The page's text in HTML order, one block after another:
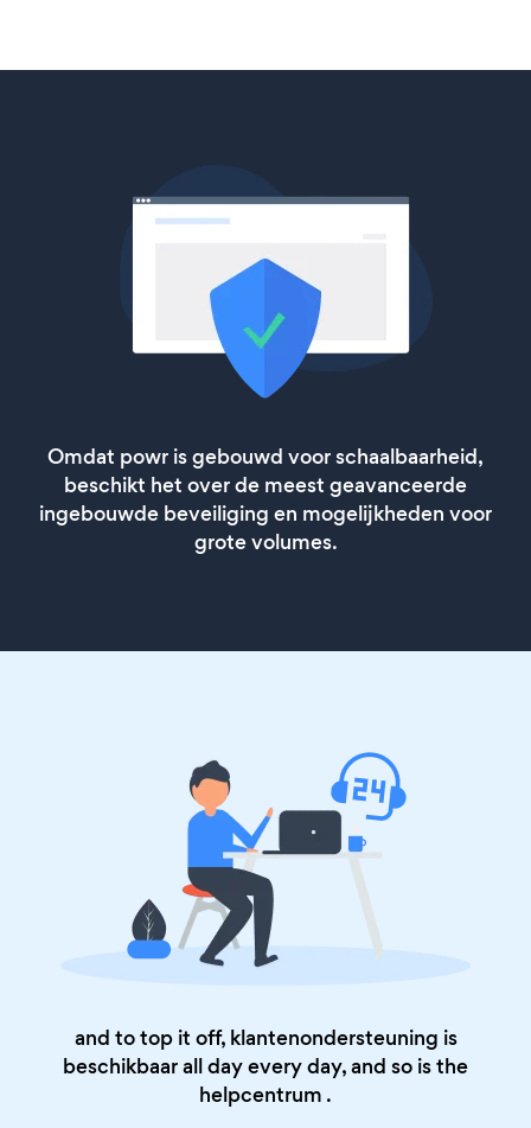
Omdat powr is gebouwd voor schaalbaarheid,
beschikt het over de meest geavanceerde
ingebouwde beveiliging en mogelijkheden voor
grote volumes.
and to top it off, klantenondersteuning is
beschikbaar all day every day, and so is the
helpcentrum .